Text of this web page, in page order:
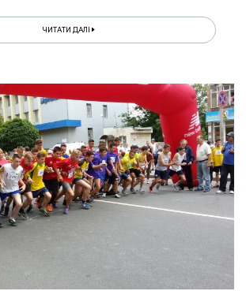
ЧИТАТИ ДАЛІ